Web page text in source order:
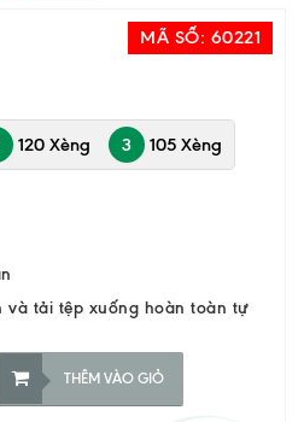
MÃ SỐ: 60221
120 Xèng 3 105 Xèng
và tải tệp xuống hoàn toàn tự
THÊM VÀO GIỎ